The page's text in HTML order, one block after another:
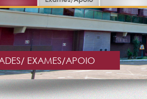
EXAMES/APOIO